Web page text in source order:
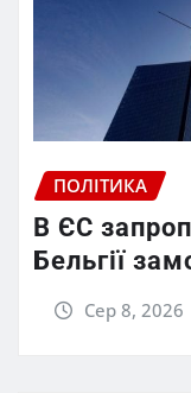
ПОЛІТИКА
В ЄС
Бельгії
Сер 8, 2026